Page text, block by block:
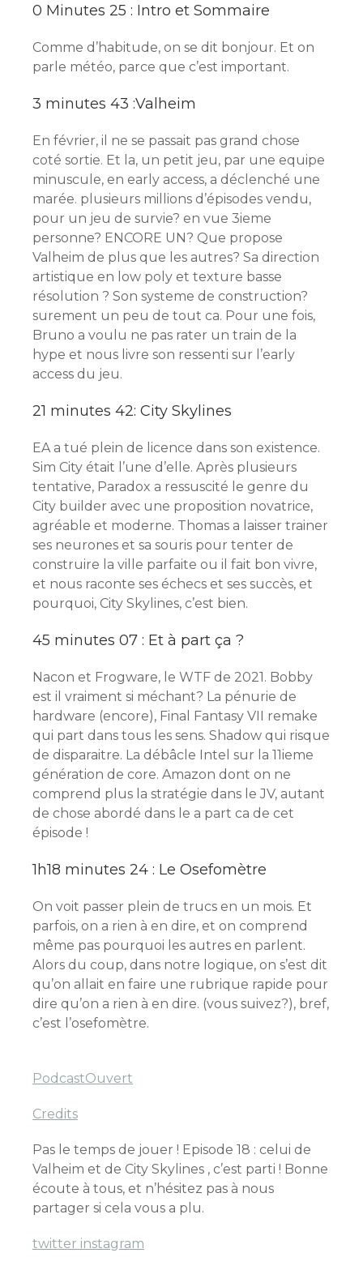
0 Minutes 25 : Intro et Sommaire
Comme d’habitude, on se dit bonjour. Et on
parle météo, parce que c’est important.
3 minutes 43 :Valheim
En février, il ne se passait pas grand chose
coté sortie. Et la, un petit jeu, par une equipe
minuscule, en early access, a déclenché une
marée. plusieurs millions d’épisodes vendu,
pour un jeu de survie? en vue 3ieme
personne? ENCORE UN? Que propose
Valheim de plus que les autres? Sa direction
artistique en low poly et texture basse
résolution ? Son systeme de construction?
surement un peu de tout ca. Pour une fois,
Bruno a voulu ne pas rater un train de la
hype et nous livre son ressenti sur l’early
access du jeu.
21 minutes 42: City Skylines
EA a tué plein de licence dans son existence.
Sim City était l’une d’elle. Après plusieurs
tentative, Paradox a ressuscité le genre du
City builder avec une proposition novatrice,
agréable et moderne. Thomas a laisser trainer
ses neurones et sa souris pour tenter de
construire la ville parfaite ou il fait bon vivre,
et nous raconte ses échecs et ses succès, et
pourquoi, City Skylines, c’est bien.
45 minutes 07 : Et à part ça ?
Nacon et Frogware, le WTF de 2021. Bobby
est il vraiment si méchant? La pénurie de
hardware (encore), Final Fantasy VII remake
qui part dans tous les sens. Shadow qui risque
de disparaitre. La débâcle Intel sur la 11ieme
génération de core. Amazon dont on ne
comprend plus la stratégie dans le JV, autant
de chose abordé dans le a part ca de cet
épisode !
1h18 minutes 24 : Le Osefomètre
On voit passer plein de trucs en un mois. Et
parfois, on a rien à en dire, et on comprend
même pas pourquoi les autres en parlent.
Alors du coup, dans notre logique, on s’est dit
qu’on allait en faire une rubrique rapide pour
dire qu’on a rien à en dire. (vous suivez?), bref,
c’est l’osefomètre.
PodcastOuvert
Credits
Pas le temps de jouer ! Episode 18 : celui de
Valheim et de City Skylines , c’est parti ! Bonne
écoute à tous, et n’hésitez pas à nous
partager si cela vous a plu.
twitter instagram